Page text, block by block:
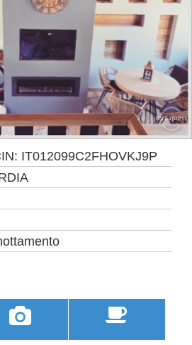
IT012099C2FHOVKJ9P
 